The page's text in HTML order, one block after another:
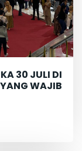
30 JULI DI
WAJIB